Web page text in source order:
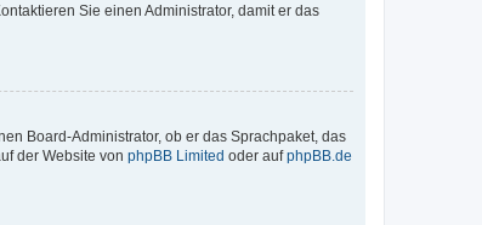
Sie einen Administrator, damit er das
Board-Administrator, ob er das Sprachpaket, das
der Website von phpBB Limited oder aufphpBB.de